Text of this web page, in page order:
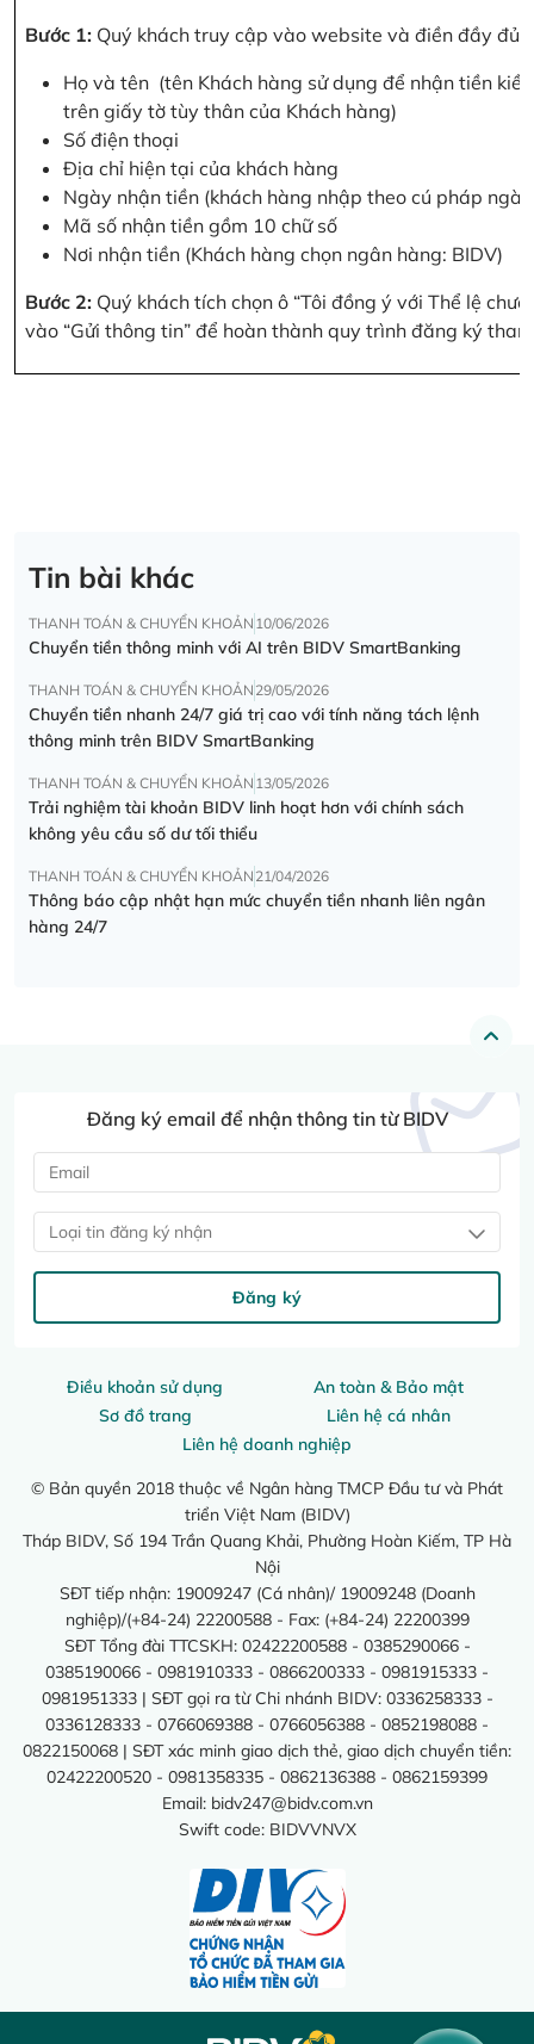
Bước 1: Quý khách truy cập vào website và điền đầy đủ
Họ và tên (tên Khách hàng sử dụng để nhận tiền
trên giấy tờ tùy thân của Khách hàng)
Số điện thoại
Địa chỉ hiện tại của khách hàng
Ngày nhận tiền (khách hàng nhập theo cú pháp
Mã số nhận tiền gồm 10 chữ số
Nơi nhận tiền (Khách hàng chọn ngân hàng: BIDV)
Bước 2: Quý khách tích chọn ô “Tôi đồng ý với Thể lệ
vào “Gửi thông tin” để hoàn thành quy trình đăng ký
Tin bài khác
THANH TOÁN & CHUYỂN KHOẢN 10/06/2026
Chuyển tiền thông minh với AI trên BIDV SmartBanking
THANH TOÁN & CHUYỂN KHOẢN 29/05/2026
Chuyển tiền nhanh 24/7 giá trị cao với tính năng tách lệnh
thông minh trên BIDV SmartBanking
THANH TOÁN & CHUYỂN KHOẢN 13/05/2026
Trải nghiệm tài khoản BIDV linh hoạt hơn với chính sách
không yêu cầu số dư tối thiểu
THANH TOÁN & CHUYỂN KHOẢN 21/04/2026
Thông báo cập nhật hạn mức chuyển tiền nhanh liên ngân
hàng 24/7
Điều khoản sử dụng
An toàn & Bảo mật
Sơ đồ trang
Liên hệ cá nhân
Liên hệ doanh nghiệp
© Bản quyền 2018 thuộc về Ngân hàng TMCP Đầu tư và Phát
triển Việt Nam (BIDV)
Tháp BIDV, Số 194 Trần Quang Khải, Phường Hoàn Kiếm, TP Hà
Nội
SĐT tiếp nhận: 19009247 (Cá nhân)/ 19009248 (Doanh
nghiệp)/(+84-24) 22200588 - Fax: (+84-24) 22200399
SĐT Tổng đài TTCSKH: 02422200588 - 0385290066 -
0385190066 - 0981910333 - 0866200333 - 0981915333 -
0981951333 | SĐT gọi ra từ Chi nhánh BIDV: 0336258333 -
0336128333 - 0766069388 - 0766056388 - 0852198088 -
0822150068 | SĐT xác minh giao dịch thẻ, giao dịch chuyển tiền:
02422200520 - 0981358335 - 0862136388 - 0862159399
Email: bidv247@bidv.com.vn
Swift code: BIDVVNVX
Đăng ký email để nhận thông tin từ BIDV
Loại tin đăng ký nhận
Đăng ký